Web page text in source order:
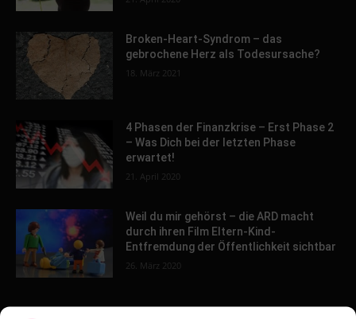
Broken-Heart-Syndrom – das
gebrochene Herz als Todesursache?
18. März 2021
4 Phasen der Finanzkrise – Erst Phase 2
– Was Dich bei der letzten Phase
erwartet!
21. April 2020
Weil du mir gehörst – die ARD macht
durch ihren Film Eltern-Kind-
Entfremdung der Öffentlichkeit sichtbar
26. März 2020